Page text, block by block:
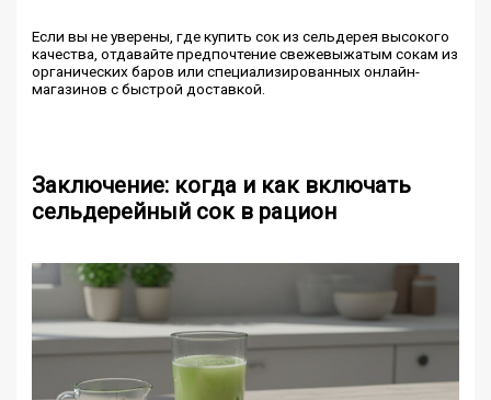
Если вы не уверены, где купить сок из сельдерея высокого
качества, отдавайте предпочтение свежевыжатым сокам из
органических баров или специализированных онлайн-
магазинов с быстрой доставкой.
Заключение: когда и как включать
сельдерейный сок в рацион